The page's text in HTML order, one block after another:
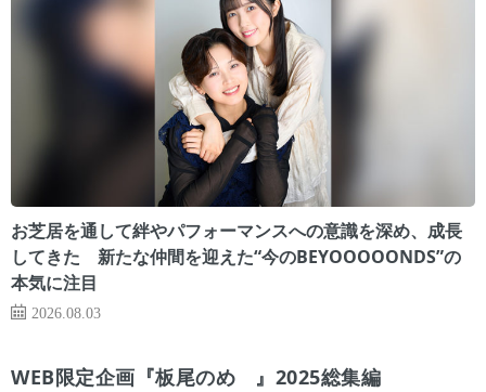
お芝居を通して絆やパフォーマンスへの意識を深め、成長
してきた 新たな仲間を迎えた“今のBEYOOOOONDS”の
本気に注目
2026.08.03
WEB限定企画『板尾のめ゙』2025総集編